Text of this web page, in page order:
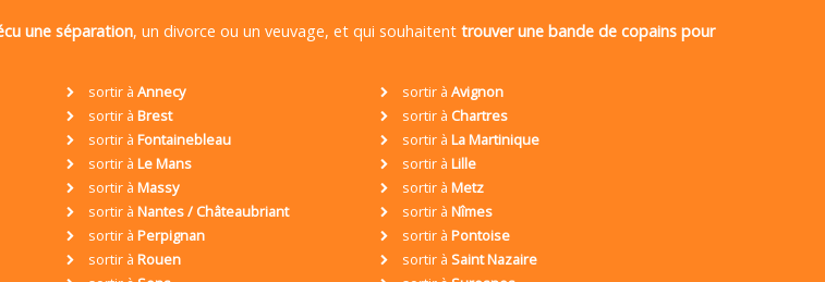
une séparation, un divorce ou un veuvage, et qui souhaitent trouver une bande de copains pour
sortir à Annecy sortir à Avignon
sortir à Brest sortir à Chartres
sortir à Fontainebleau sortir à La Martinique
sortir à Le Mans sortir à Lille
sortir à Massy sortir à Metz
sortir à Nantes / Châteaubriant sortir à Nîmes
sortir à Perpignan sortir à Pontoise
sortir à Rouen sortir à Saint Nazaire